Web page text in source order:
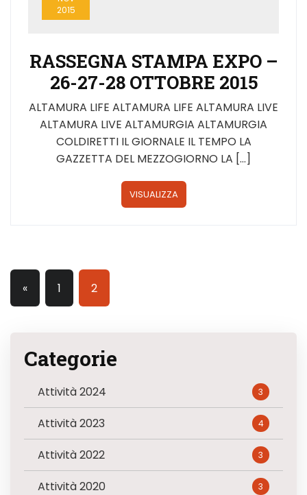
2015
RASSEGNA STAMPA EXPO –
26-27-28 OTTOBRE 2015
ALTAMURA LIFE ALTAMURA LIFE ALTAMURA LIVE
ALTAMURA LIVE ALTAMURGIA ALTAMURGIA
COLDIRETTI IL GIORNALE IL TEMPO LA
GAZZETTA DEL MEZZOGIORNO LA […]
VISUALIZZA
« 1 2
Categorie
Attività 2024 3
Attività 2023 4
Attività 2022 3
Attività 2020 3